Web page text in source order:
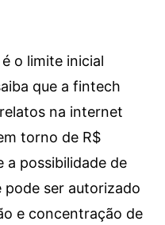
o limite inicial
que a fintech
na internet
torno de R$
a possibilidade de
pode ser autorizado
e concentração de